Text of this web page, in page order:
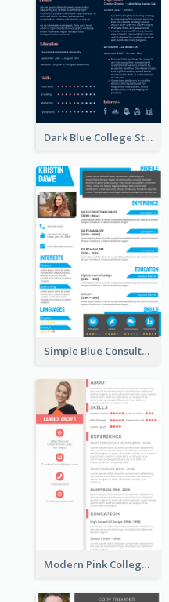
Dark Blue College Student Resume
Simple Blue Consultant Resume
Modern Pink College Student Resume